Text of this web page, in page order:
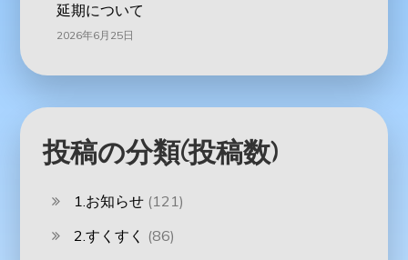
延期について
2026年6月25日
投稿の分類(投稿数)
1.お知らせ (121)
2.すくすく (86)